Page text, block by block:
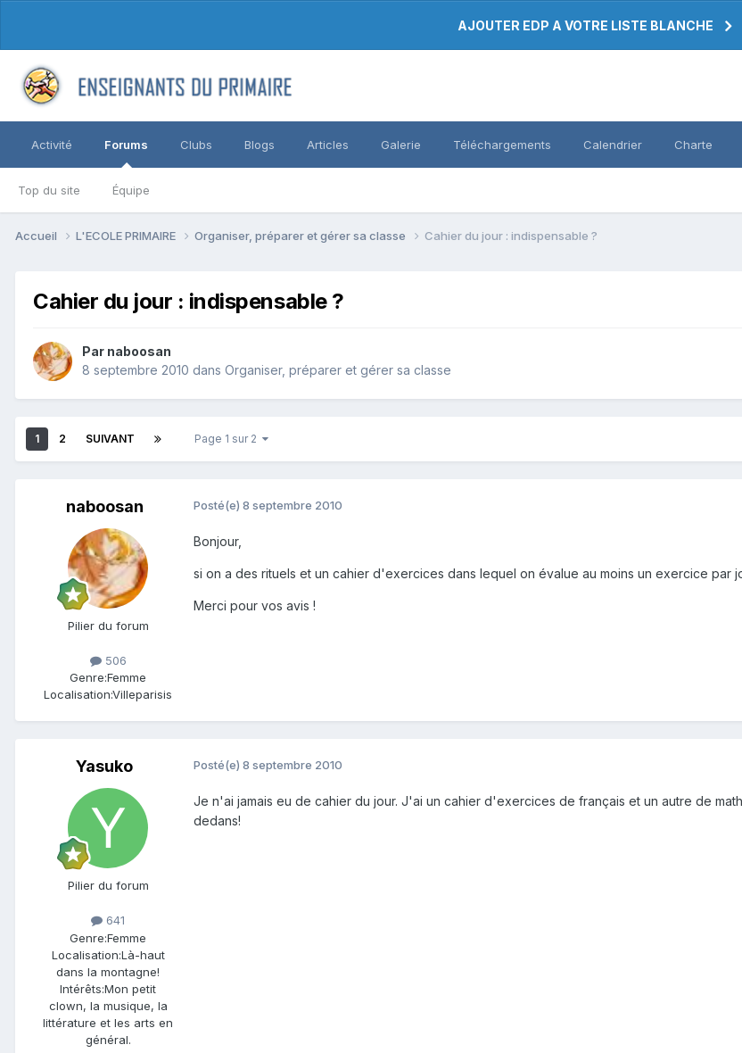
AJOUTER EDP A VOTRE LISTE BLANCHE
Activité Forums
Top du site Équipe
Clubs Blogs Articles Galerie Téléchargements Calendrier Charte
Accueil L'ECOLE PRIMAIRE Organiser, préparer et gérer sa classe Cahier du jour : indispensable ?
Cahier du jour : indispensable ?
Par naboosan
8 septembre 2010 dans Organiser, préparer et gérer sa classe
1 2 SUIVANT Page 1 sur 2
naboosan
Pilier du forum
506
Genre:Femme
Localisation:Villeparisis
Posté(e) 8 septembre 2010
Bonjour,
si on a des rituels et un cahier d'exercices dans lequel on évalue au moins un exercice par
Merci pour vos avis !
Yasuko
Pilier du forum
641
Genre:Femme
Localisation:Là-haut
dans la montagne!
Intérêts:Mon petit
clown, la musique, la
littérature et les arts en
général.
Posté(e) 8 septembre 2010
Je n'ai jamais eu de cahier du jour. J'ai un cahier d'exercices de français et un autre de
dedans!